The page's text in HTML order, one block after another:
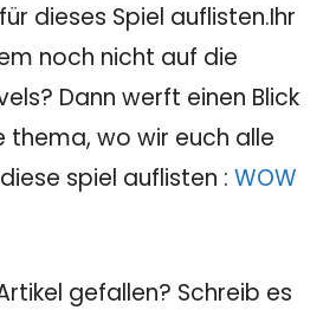
dieses Spiel auflisten.Ihr
noch nicht auf die
Dann werft einen Blick
thema, wo wir euch alle
spiel auflisten : WOW
gefallen? Schreib es